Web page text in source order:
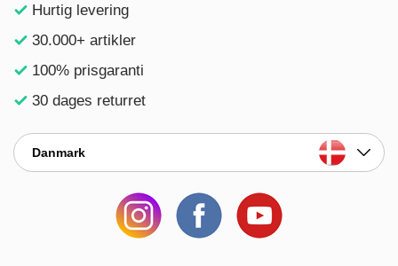
Hurtig levering
30.000+ artikler
100% prisgaranti
30 dages returret
Danmark